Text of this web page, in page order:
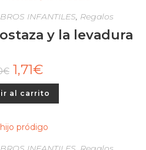
INFANTILES, Regalos
y la levadura
€ 1,71€
al carrito